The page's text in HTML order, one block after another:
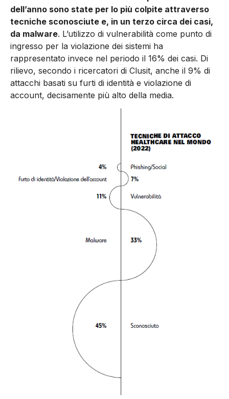
dell’anno sono state per lo più colpite attraverso
tecniche sconosciute e, in un terzo circa dei casi,
da malware. L’utilizzo di vulnerabilità come punto di
ingresso per la violazione dei sistemi ha
rappresentato invece nel periodo il 16% dei casi. Di
rilievo, secondo i ricercatori di Clusit, anche il 9% di
attacchi basati su furti di identità e violazione di
account, decisamente più alto della media.